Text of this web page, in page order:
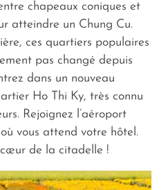
chapeaux coniques et
atteindre un Chung Cu.
ces quartiers populaires
pas changé depuis
dans un nouveau
Ho Thi Ky, très connu
Rejoignez l’aéroport
vous attend votre hôtel.
de la citadelle !